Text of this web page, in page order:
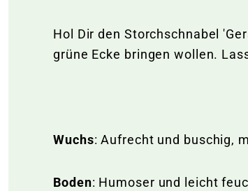
Hol Dir den Storchschnabel
grüne Ecke bringen wollen.
Wuchs: Aufrecht und buschig,
Boden: Humoser und leicht